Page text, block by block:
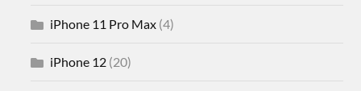
iPhone 11 Pro Max (4)
iPhone 12 (20)